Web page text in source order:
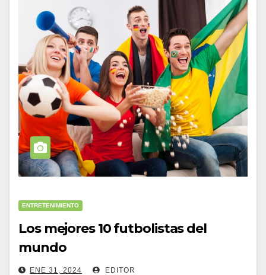
ENTRETENIMIENTO
Los mejores 10 futbolistas del
mundo
ENE 31, 2024 EDITOR